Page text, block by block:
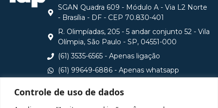
Controle de uso de dados
SGAN Quadra 609 - Módulo A - Via L2 Norte
- Brasília - DF - CEP 70.830-401
R. Olimpíadas, 205 - 5 andar conjunto 52 - Vila
Olímpia, São Paulo - SP, 04551-000
(61) 3535-6565 - Apenas ligação
(61) 99649-6886 - Apenas whatsapp
Consulte aqui o cadastro da Instituição no Sistema e-